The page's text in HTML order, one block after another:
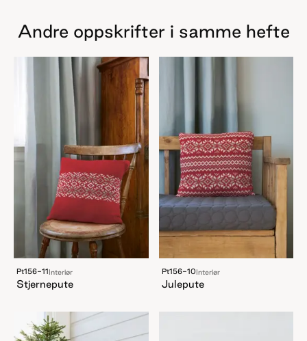
Andre oppskrifter i samme hefte
Pt156-11Interiør
Stjernepute
Pt156-10Interiør
Julepute